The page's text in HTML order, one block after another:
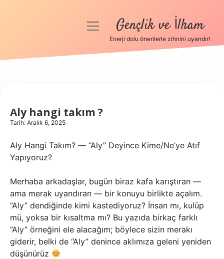
Anasayfa
Hakkımızda
menüyüGençlik ve İlham
Enerji dolu önerilerle zihnini uyandır!
Aly hangi takım ?
Tarih: Aralık 6, 2025
Aly Hangi Takım? — “Aly” Deyince Kime/Ne’ye Atıf
Yapıyoruz?
Merhaba arkadaşlar, bugün biraz kafa karıştıran —
ama merak uyandıran — bir konuyu birlikte açalım.
“Aly” dendiğinde kimi kastediyoruz? İnsan mı, kulüp
mü, yoksa bir kısaltma mı? Bu yazıda birkaç farklı
“Aly” örneğini ele alacağım; böylece sizin merakı
giderir, belki de “Aly” denince aklımıza geleni yeniden
düşünürüz